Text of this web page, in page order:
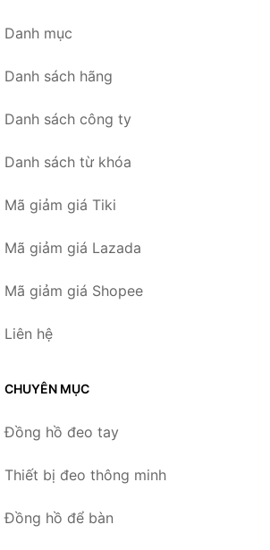
Danh mục
Danh sách hãng
Danh sách công ty
Danh sách từ khóa
Mã giảm giá Tiki
Mã giảm giá Lazada
Mã giảm giá Shopee
Liên hệ
CHUYÊN MỤC
Đồng hồ đeo tay
Thiết bị đeo thông minh
Đồng hồ để bàn